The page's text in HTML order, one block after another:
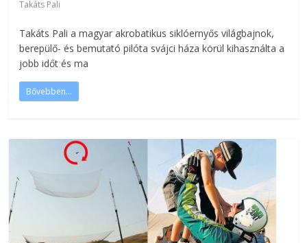
Takáts Pali
Takáts Pali a magyar akrobatikus siklóernyős világbajnok,
berepülő- és bemutató pilóta svájci háza körül kihasználta a
jobb időt és ma
Bővebben...